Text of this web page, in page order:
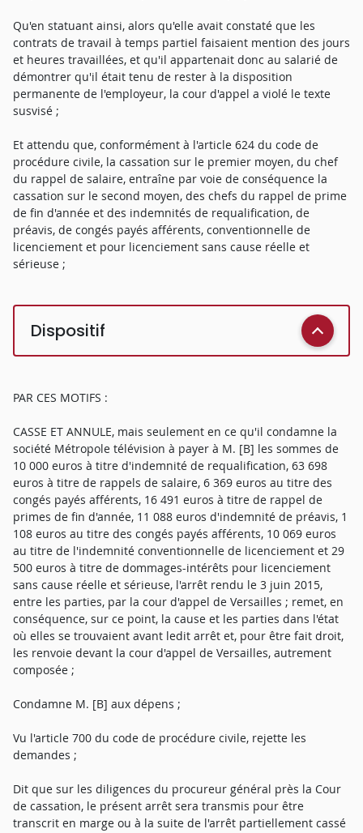
Qu'en statuant ainsi, alors qu'elle avait constaté que les
contrats de travail à temps partiel faisaient mention des jours
et heures travaillées, et qu'il appartenait donc au salarié de
démontrer qu'il était tenu de rester à la disposition
permanente de l'employeur, la cour d'appel a violé le texte
susvisé ;
Et attendu que, conformément à l'article 624 du code de
procédure civile, la cassation sur le premier moyen, du chef
du rappel de salaire, entraîne par voie de conséquence la
cassation sur le second moyen, des chefs du rappel de prime
de fin d'année et des indemnités de requalification, de
préavis, de congés payés afférents, conventionnelle de
licenciement et pour licenciement sans cause réelle et
sérieuse ;
Dispositif
PAR CES MOTIFS :
CASSE ET ANNULE, mais seulement en ce qu'il condamne la
société Métropole télévision à payer à M. [B] les sommes de
10 000 euros à titre d'indemnité de requalification, 63 698
euros à titre de rappels de salaire, 6 369 euros au titre des
congés payés afférents, 16 491 euros à titre de rappel de
primes de fin d'année, 11 088 euros d'indemnité de préavis, 1
108 euros au titre des congés payés afférents, 10 069 euros
au titre de l'indemnité conventionnelle de licenciement et 29
500 euros à titre de dommages-intérêts pour licenciement
sans cause réelle et sérieuse, l'arrêt rendu le 3 juin 2015,
entre les parties, par la cour d'appel de Versailles ; remet, en
conséquence, sur ce point, la cause et les parties dans l'état
où elles se trouvaient avant ledit arrêt et, pour être fait droit,
les renvoie devant la cour d'appel de Versailles, autrement
composée ;
Condamne M. [B] aux dépens ;
Vu l'article 700 du code de procédure civile, rejette les
demandes ;
Dit que sur les diligences du procureur général près la Cour
de cassation, le présent arrêt sera transmis pour être
transcrit en marge ou à la suite de l'arrêt partiellement cassé